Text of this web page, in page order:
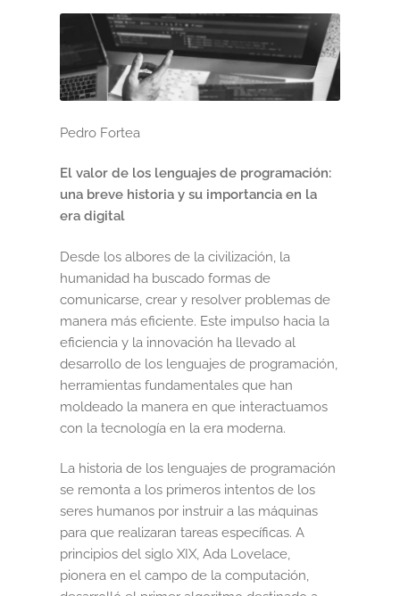
Black Friday 2025
Categorías
CONDICIONES DE COMPRA
Contenido gratuito
Content restricted
Distribuidores
Informática
Mi cuenta
Pedro Fortea
El valor de los lenguajes de programación:
una breve historia y su importancia en la
era digital
Desde los albores de la civilización, la
humanidad ha buscado formas de
comunicarse, crear y resolver problemas de
manera más eficiente. Este impulso hacia la
eficiencia y la innovación ha llevado al
desarrollo de los lenguajes de programación,
herramientas fundamentales que han
moldeado la manera en que interactuamos
con la tecnología en la era moderna.
La historia de los lenguajes de programación
se remonta a los primeros intentos de los
seres humanos por instruir a las máquinas
para que realizaran tareas específicas. A
principios del siglo XIX, Ada Lovelace,
pionera en el campo de la computación,